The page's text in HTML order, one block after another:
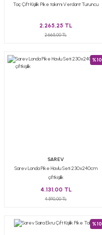
Taç Çift Kişilik Pike takımı Verdant Turuncu
2.265,25 TL
2.665,00 TL
%10
SAREV
Sarev Londa Pike Havlu Seti 230x240cm
çiftkişilik
4.131,00 TL
4.590,00 TL
%10